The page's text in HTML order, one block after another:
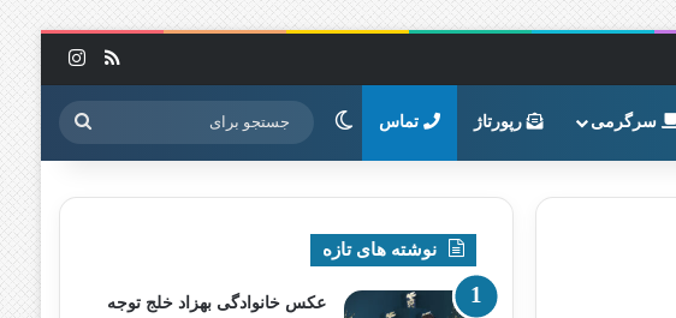
خوراک
سرگرمی رپورتاژ تماس تغییر پوسته جستجو
برای
نوشته های تازه
عکس خانوادگی بهزاد خلج توجه